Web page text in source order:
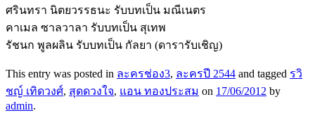
ศรินทรา นิตยวรรธนะ รับบทเป็น มณีเนตร
คาเมล ซาลวาลา รับบทเป็น สุเทพ
รัชนก พูลผลิน รับบทเป็น กัลยา (ดารารับเชิญ)
This entry was posted in ละครช่อง3, ละครปี 2544 and tagged รวิ
ชญ์ เทิดวงศ์, สุดดวงใจ, แอน ทองประสม on 17/06/2012 by
admin.